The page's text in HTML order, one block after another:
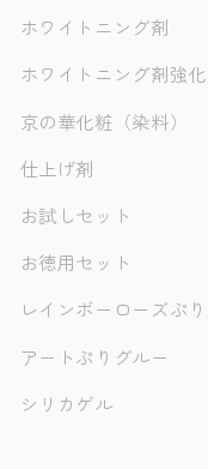
ホワイトニング剤
ホワイトニング剤強
京の華化粧（染料）
仕上げ剤
お試しセット
お徳用セット
レインボーローズぷ
アートぷりグルー
シリカゲル